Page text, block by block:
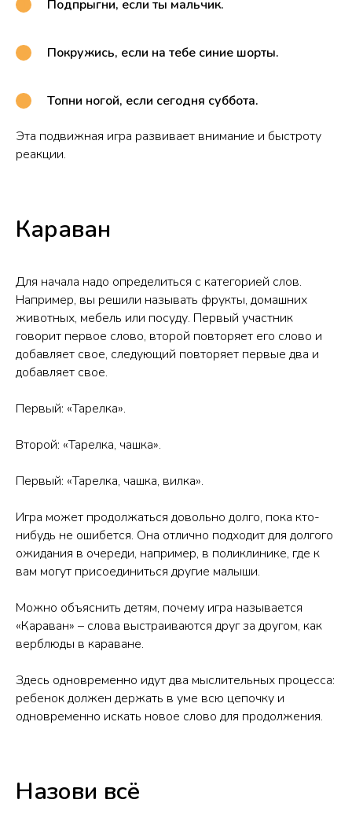
Подпрыгни, если ты мальчик.
Покружись, если на тебе синие шорты.
Топни ногой, если сегодня суббота.
Эта подвижная игра развивает внимание и быстроту
реакции.
Караван
Для начала надо определиться с категорией слов.
Например, вы решили называть фрукты, домашних
животных, мебель или посуду. Первый участник
говорит первое слово, второй повторяет его слово и
добавляет свое, следующий повторяет первые два и
добавляет свое.
Первый: «Тарелка».
Второй: «Тарелка, чашка».
Первый: «Тарелка, чашка, вилка».
Игра может продолжаться довольно долго, пока кто-
нибудь не ошибется. Она отлично подходит для долгого
ожидания в очереди, например, в поликлинике, где к
вам могут присоединиться другие малыши.
Можно объяснить детям, почему игра называется
«Караван» – слова выстраиваются друг за другом, как
верблюды в караване.
Здесь одновременно идут два мыслительных процесса:
ребенок должен держать в уме всю цепочку и
одновременно искать новое слово для продолжения.
Назови всё